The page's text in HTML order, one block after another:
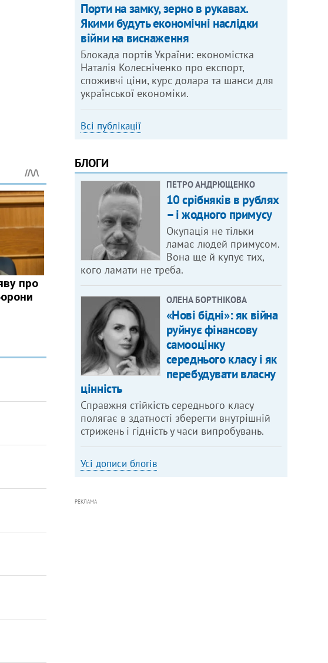
Порти на замку, зерно в рукавах.
Якими будуть економічні наслідки
війни на виснаження
Блокада портів України: економістка
Наталія Колесніченко про експорт,
споживчі ціни, курс долара та шанси для
української економіки.
Всі публікації
БЛОГИ
ПЕТРО АНДРЮЩЕНКО
10 срібняків в рублях
– і жодного примусу
Окупація не тільки
ламає людей примусом.
Вона ще й купує тих,
кого ламати не треба.
ОЛЕНА БОРТНІКОВА
«Нові бідні»: як війна
руйнує фінансову
самооцінку
середнього класу і як
перебудувати власну
цінність
Справжня стійкість середнього класу
полягає в здатності зберегти внутрішній
стрижень і гідність у часи випробувань.
Усі дописи блогів
РЕКЛАМА